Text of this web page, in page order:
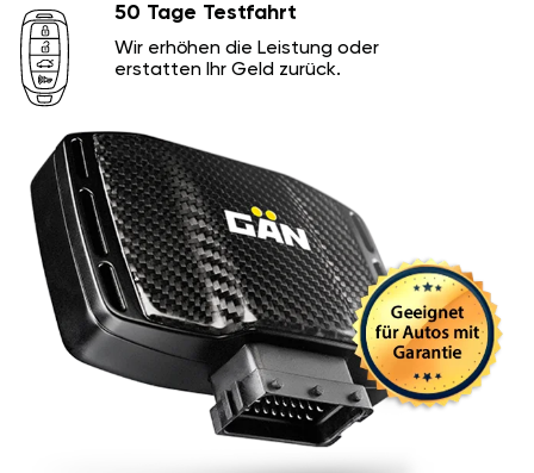
50 Tage Testfahrt
Wir erhöhen die Leistung oder
erstatten Ihr Geld zurück.